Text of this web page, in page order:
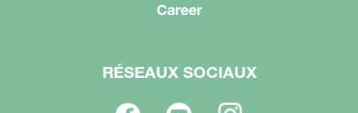
Career
RÉSEAUX SOCIAUX